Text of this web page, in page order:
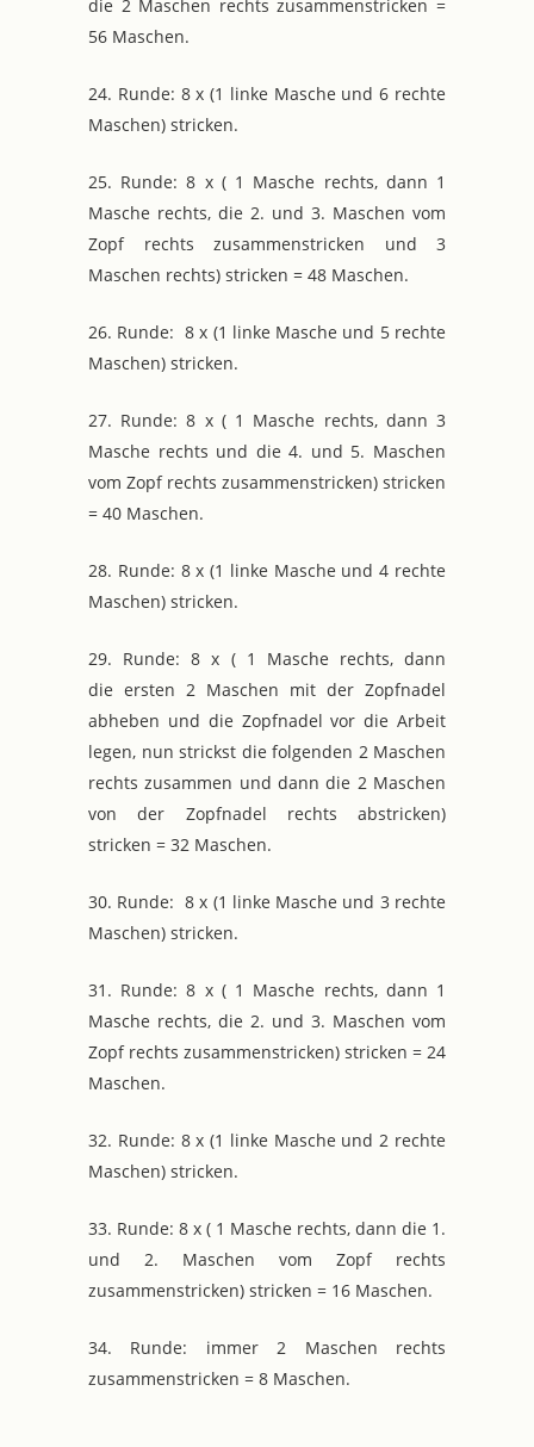
die 2 Maschen rechts zusammenstricken =
56 Maschen.
24. Runde: 8 x (1 linke Masche und 6 rechte
Maschen) stricken.
25. Runde: 8 x ( 1 Masche rechts, dann 1
Masche rechts, die 2. und 3. Maschen vom
Zopf rechts zusammenstricken und 3
Maschen rechts) stricken = 48 Maschen.
26. Runde: 8 x (1 linke Masche und 5 rechte
Maschen) stricken.
27. Runde: 8 x ( 1 Masche rechts, dann 3
Masche rechts und die 4. und 5. Maschen
vom Zopf rechts zusammenstricken) stricken
= 40 Maschen.
28. Runde: 8 x (1 linke Masche und 4 rechte
Maschen) stricken.
29. Runde: 8 x ( 1 Masche rechts, dann
die ersten 2 Maschen mit der Zopfnadel
abheben und die Zopfnadel vor die Arbeit
legen, nun strickst die folgenden 2 Maschen
rechts zusammen und dann die 2 Maschen
von der Zopfnadel rechts abstricken)
stricken = 32 Maschen.
30. Runde: 8 x (1 linke Masche und 3 rechte
Maschen) stricken.
31. Runde: 8 x ( 1 Masche rechts, dann 1
Masche rechts, die 2. und 3. Maschen vom
Zopf rechts zusammenstricken) stricken = 24
Maschen.
32. Runde: 8 x (1 linke Masche und 2 rechte
Maschen) stricken.
33. Runde: 8 x ( 1 Masche rechts, dann die 1.
und 2. Maschen vom Zopf rechts
zusammenstricken) stricken = 16 Maschen.
34. Runde: immer 2 Maschen rechts
zusammenstricken = 8 Maschen.